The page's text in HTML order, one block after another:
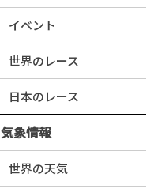
イベント
世界のレース
日本のレース
気象情報
世界の天気